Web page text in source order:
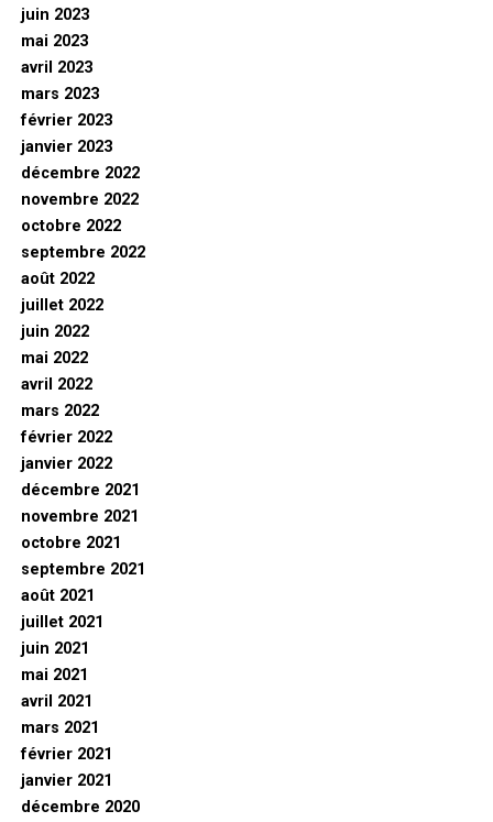
juin 2023
mai 2023
avril 2023
mars 2023
février 2023
janvier 2023
décembre 2022
novembre 2022
octobre 2022
septembre 2022
août 2022
juillet 2022
juin 2022
mai 2022
avril 2022
mars 2022
février 2022
janvier 2022
décembre 2021
novembre 2021
octobre 2021
septembre 2021
août 2021
juillet 2021
juin 2021
mai 2021
avril 2021
mars 2021
février 2021
janvier 2021
décembre 2020